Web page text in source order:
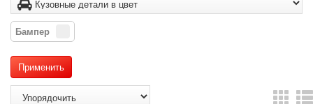
Бампер